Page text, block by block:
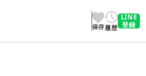
保存履歴
LINE
登録